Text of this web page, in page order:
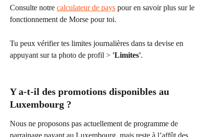
Consulte notre calculateur de pays pour en savoir plus sur le
fonctionnement de Morse pour toi.
Tu peux vérifier tes limites journalières dans ta devise en
appuyant sur ta photo de profil > 'Limites'.
Y a-t-il des promotions disponibles au
Luxembourg ?
Nous ne proposons pas actuellement de programme de
parrainage payant au Luxembourg, mais reste à l’affût des